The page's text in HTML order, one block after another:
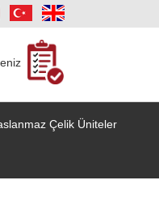
Çelik Üniteler